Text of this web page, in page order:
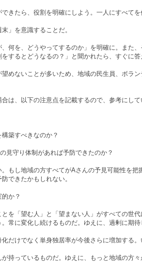
きたら、役割を明確にしよう。一人にすべて
」を意識することだ。
何を、どうやってするのか」を明確に。また
するとどうなるの？」と聞かれたら、すぐに答
めないことが多いため、地域の民生員、ボラ
は、以下の注意点を記載するので、参考にして
築すべきなのか？
見守り体制があれば予防できたのか？
もし地域の方すべてがAさんの予見可能性を
できたかもしれない。
か？
を「望む人」と「望まない人」がすべての世
常に変化し続けるものだ。ゆえに、過剰に期
だけでなく単身独居率が今後さらに増加する
持っているものだ。ゆえに、もっと地域の方